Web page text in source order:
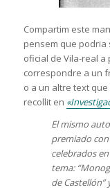
Compartim este
pensem que podria
oficial de Vila-real a
correspondre a un
o a un altre text
recollit en
El mismo
premiado
celebrados
tema:
de Castellón”